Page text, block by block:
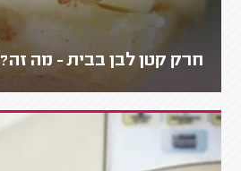
חרק קטן לבן בבית - מה זה?